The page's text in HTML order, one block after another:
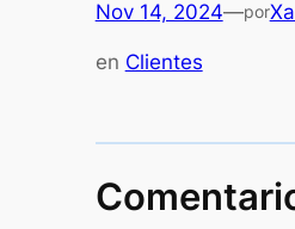
Nov 14, 2024—por
en Clientes